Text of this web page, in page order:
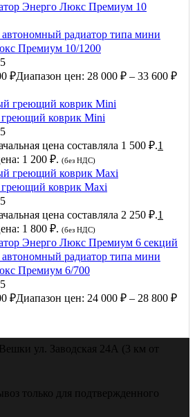
радиатор типа мини
Премиум 10/1200
₽Диапазон цен: 28 000 ₽ – 33 600 ₽
коврик Mini
цена составляла 1 500 ₽.1
1 200 ₽. (без НДС)
коврик Maxi
цена составляла 2 250 ₽.1
1 800 ₽. (без НДС)
радиатор типа мини
Премиум 6/700
₽Диапазон цен: 24 000 ₽ – 28 800 ₽
ул. Заводская 24А (3 км от
только для подтвержденного